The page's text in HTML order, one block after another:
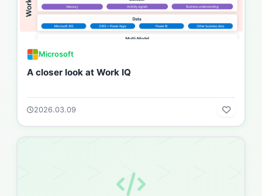
Microsoft
A closer look at Work IQ
2026.03.09